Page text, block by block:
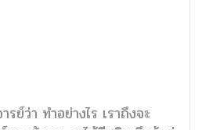
ย์ว่า ทำอย่างไร เราถึงจะ